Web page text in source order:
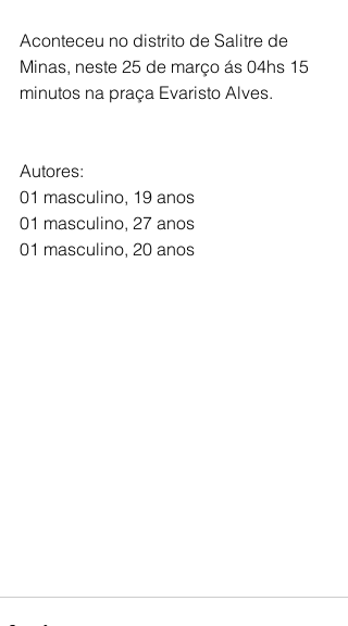
Aconteceu no distrito de Salitre de
Minas, neste 25 de março ás 04hs 15
minutos na praça Evaristo Alves.
Autores:
01 masculino, 19 anos
01 masculino, 27 anos
01 masculino, 20 anos